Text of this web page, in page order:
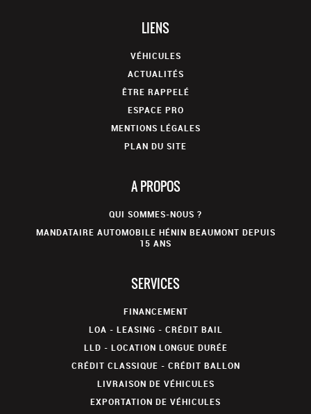
LIENS
VÉHICULES
ACTUALITÉS
ÊTRE RAPPELÉ
ESPACE PRO
MENTIONS LÉGALES
PLAN DU SITE
A PROPOS
QUI SOMMES-NOUS ?
MANDATAIRE AUTOMOBILE HÉNIN BEAUMONT DEPUIS
15 ANS
SERVICES
FINANCEMENT
LOA - LEASING - CRÉDIT BAIL
LLD - LOCATION LONGUE DURÉE
CRÉDIT CLASSIQUE - CRÉDIT BALLON
LIVRAISON DE VÉHICULES
EXPORTATION DE VÉHICULES